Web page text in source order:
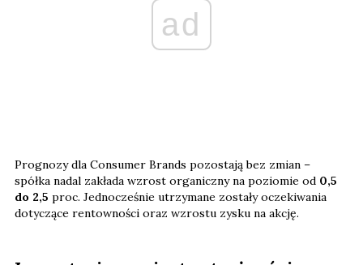
ad
Prognozy dla Consumer Brands pozostają bez zmian –
spółka nadal zakłada wzrost organiczny na poziomie od 0,5
do 2,5 proc. Jednocześnie utrzymane zostały oczekiwania
dotyczące rentowności oraz wzrostu zysku na akcję.